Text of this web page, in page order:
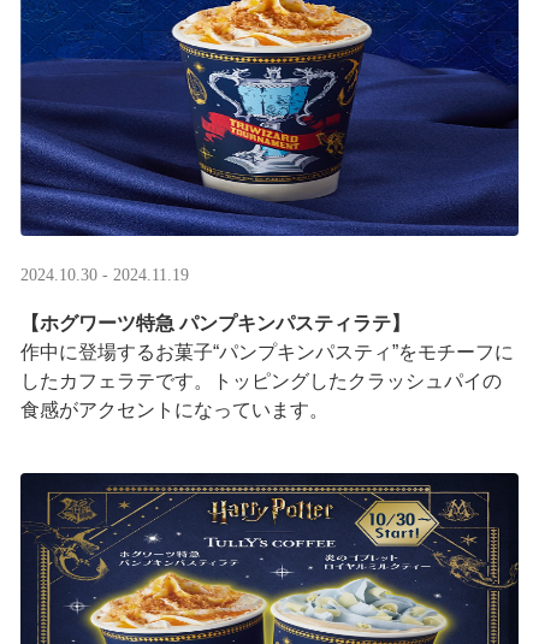
2024.10.30 - 2024.11.19
【ホグワーツ特急 パンプキンパスティラテ】
作中に登場するお菓子“パンプキンパスティ”をモチーフに
したカフェラテです。トッピングしたクラッシュパイの
食感がアクセントになっています。